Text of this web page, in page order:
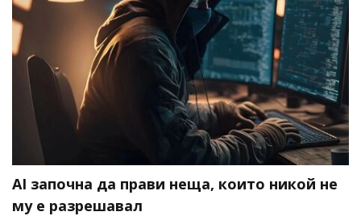
AI започна да прави неща, които никой не
му е разрешавал